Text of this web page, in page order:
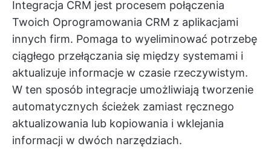
Integracja CRM jest procesem połączenia
Twoich Oprogramowania CRM z aplikacjami
innych firm. Pomaga to wyeliminować potrzebę
ciągłego przełączania się między systemami i
aktualizuje informacje w czasie rzeczywistym.
W ten sposób integracje umożliwiają tworzenie
automatycznych ścieżek zamiast ręcznego
aktualizowania lub kopiowania i wklejania
informacji w dwóch narzędziach.